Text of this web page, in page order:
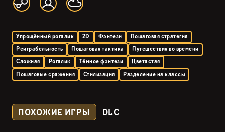
Упрощённый рогалик 2D Фэнтези
Пошаговая стратегия
Реиграбельность
Пошаговая тактика
Путешествия во времени
Сложная
Рогалик Тёмное фэнтези
Цветастая
Пошаговые сражения
Стилизация Разделение на классы
ПОХОЖИЕ ИГРЫ DLC